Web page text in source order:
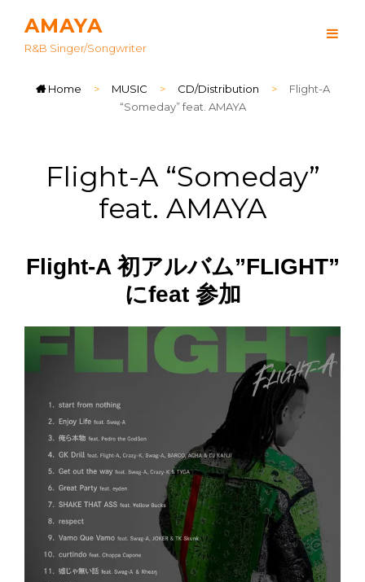
AMAYA
R&B Singer/songwriter
Home > MUSIC > CD/Distribution >
Flight-A
“Someday” feat. AMAYA
Flight-A “Someday”
feat. AMAYA
Flight-A 初アルバム”FLIGHT”
にfeat 参加